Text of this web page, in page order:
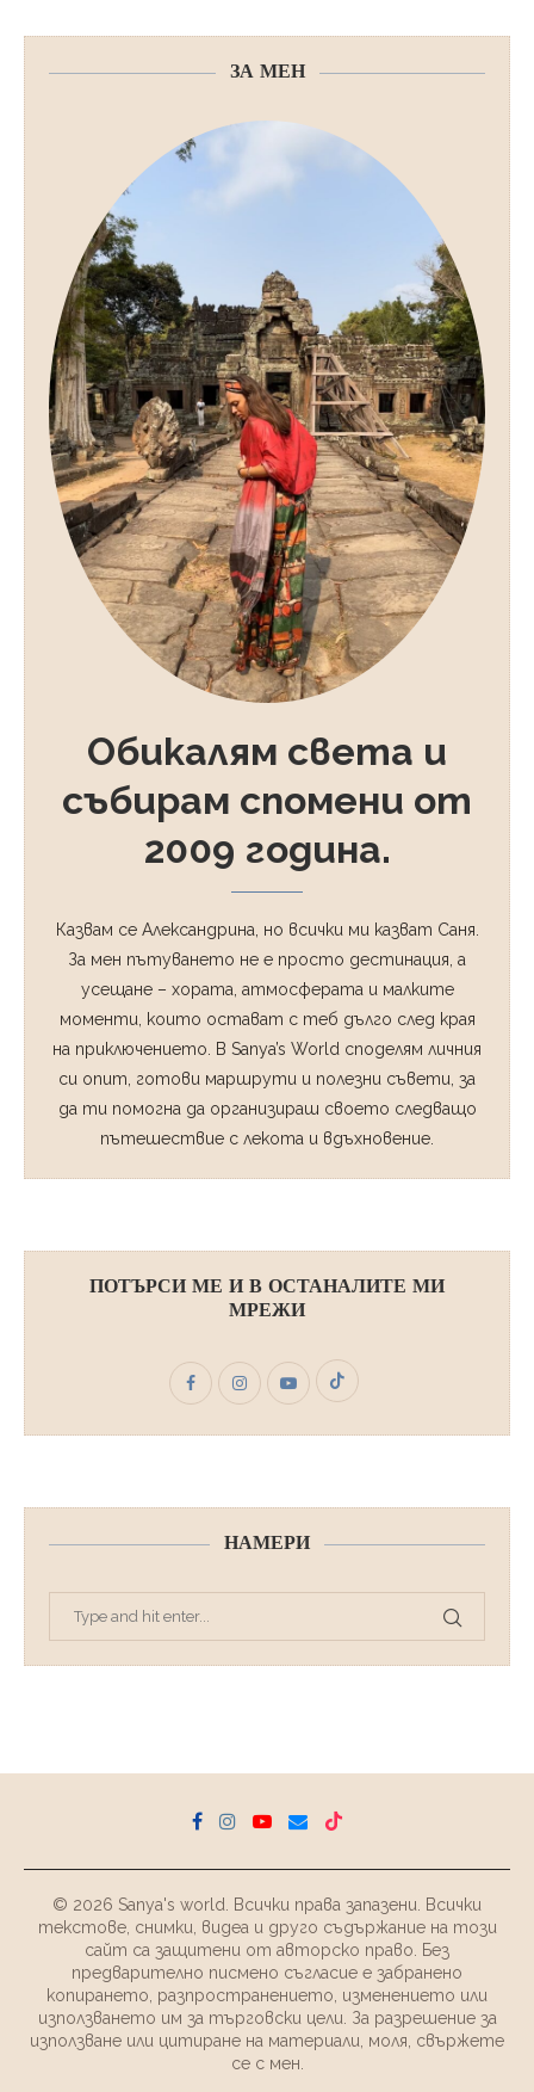
ЗА МЕН
Обикалям света и
събирам спомени от
2009 година.
Казвам се Александрина, но всички ми казват Саня.
За мен пътуването не е просто дестинация, а
усещане – хората, атмосферата и малките
моменти, които остават с теб дълго след края
на приключението. В Sanya’s World споделям личния
си опит, готови маршрути и полезни съвети, за
да ти помогна да организираш своето следващо
пътешествие с лекота и вдъхновение.
ПОТЪРСИ МЕ И В ОСТАНАЛИТЕ МИ
МРЕЖИ
НАМЕРИ
© 2026 Sanya's world. Всички права запазени. Всички
текстове, снимки, видеа и друго съдържание на този
сайт са защитени от авторско право. Без
предварително писмено съгласие е забранено
копирането, разпространението, изменението или
използването им за търговски цели. За разрешение за
използване или цитиране на материали, моля, свържете
се с мен.